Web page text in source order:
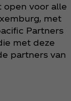
open voor alle
met
Partners
met deze
partners van